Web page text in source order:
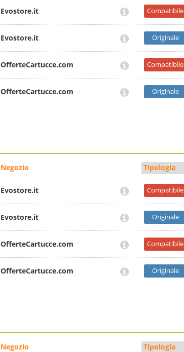
Evostore.it Compatibile
Evostore.it Originale
OfferteCartucce.com Compatibile
OfferteCartucce.com Originale
Negozio
Evostore.it Compatibile
Evostore.it Originale
OfferteCartucce.com Compatibile
OfferteCartucce.com Originale
Negozio